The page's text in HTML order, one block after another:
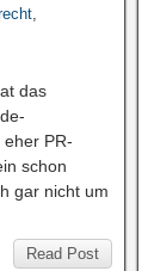
,
das
PR-
schon
gar nicht um
Read Post